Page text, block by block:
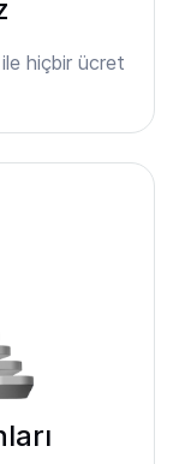
hiçbir ücret